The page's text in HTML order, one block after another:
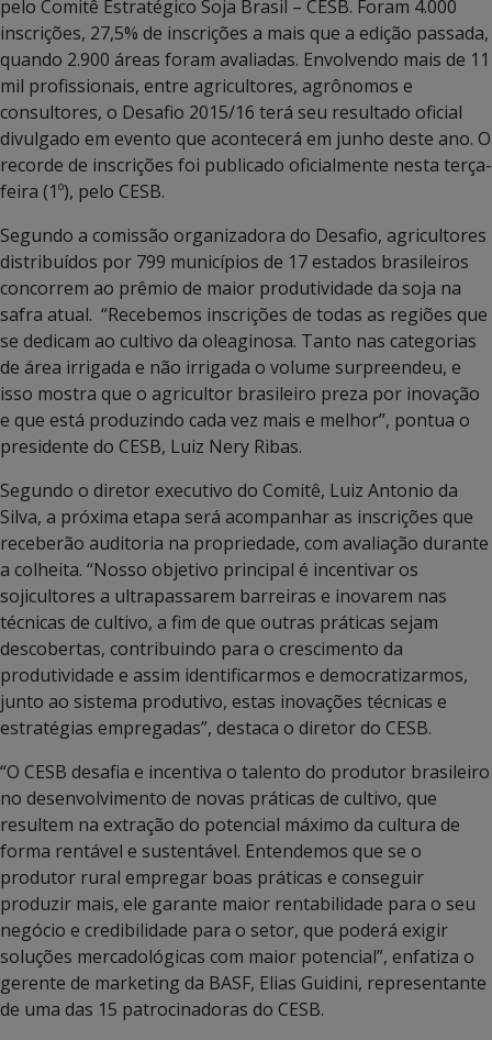
pelo Comitê Estratégico Soja Brasil – CESB. Foram 4.000
inscrições, 27,5% de inscrições a mais que a edição passada,
quando 2.900 áreas foram avaliadas. Envolvendo mais de 11
mil profissionais, entre agricultores, agrônomos e
consultores, o Desafio 2015/16 terá seu resultado oficial
divulgado em evento que acontecerá em junho deste ano. O
recorde de inscrições foi publicado oficialmente nesta terça-
feira (1º), pelo CESB.
Segundo a comissão organizadora do Desafio, agricultores
distribuídos por 799 municípios de 17 estados brasileiros
concorrem ao prêmio de maior produtividade da soja na
safra atual. “Recebemos inscrições de todas as regiões que
se dedicam ao cultivo da oleaginosa. Tanto nas categorias
de área irrigada e não irrigada o volume surpreendeu, e
isso mostra que o agricultor brasileiro preza por inovação
e que está produzindo cada vez mais e melhor”, pontua o
presidente do CESB, Luiz Nery Ribas.
Segundo o diretor executivo do Comitê, Luiz Antonio da
Silva, a próxima etapa será acompanhar as inscrições que
receberão auditoria na propriedade, com avaliação durante
a colheita. “Nosso objetivo principal é incentivar os
sojicultores a ultrapassarem barreiras e inovarem nas
técnicas de cultivo, a fim de que outras práticas sejam
descobertas, contribuindo para o crescimento da
produtividade e assim identificarmos e democratizarmos,
junto ao sistema produtivo, estas inovações técnicas e
estratégias empregadas”, destaca o diretor do CESB.
“O CESB desafia e incentiva o talento do produtor brasileiro
no desenvolvimento de novas práticas de cultivo, que
resultem na extração do potencial máximo da cultura de
forma rentável e sustentável. Entendemos que se o
produtor rural empregar boas práticas e conseguir
produzir mais, ele garante maior rentabilidade para o seu
negócio e credibilidade para o setor, que poderá exigir
soluções mercadológicas com maior potencial”, enfatiza o
gerente de marketing da BASF, Elias Guidini, representante
de uma das 15 patrocinadoras do CESB.